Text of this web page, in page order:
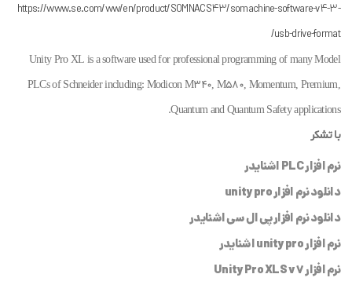
https://www.se.com/ww/en/product/SOMNACS43/somachine-software-v4-3-
usb-drive-format/
Unity Pro XL is a software used for professional programming of many Model
PLCs of Schneider including: Modicon M340, M580, Momentum, Premium,
Quantum and Quantum Safety applications.
با تشکر
نرم افزار PLC اشنایدر
دانلود نرم افزار unity pro
دانلود نرم افزار پی ال سی اشنایدر
نرم افزار unity pro اشنایدر
نرم افزار Unity Pro XLS v7